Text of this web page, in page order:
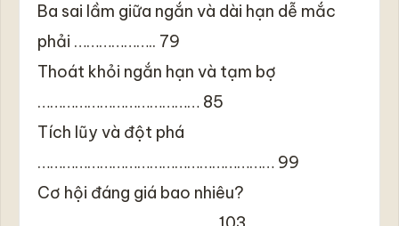
Ba sai lầm giữa ngắn và dài hạn dễ mắc
phải ……………….. 79
Thoát khỏi ngắn hạn và tạm bợ
………………………………… 85
Tích lũy và đột phá
………………………………………………… 99
Cơ hội đáng giá bao nhiêu?